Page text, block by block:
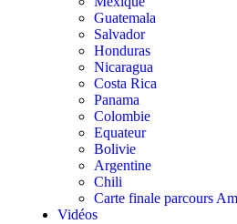
Guatemala
Salvador
Honduras
Nicaragua
Costa Rica
Panama
Colombie
Equateur
Bolivie
Argentine
Chili
Carte finale parcours
Vidéos